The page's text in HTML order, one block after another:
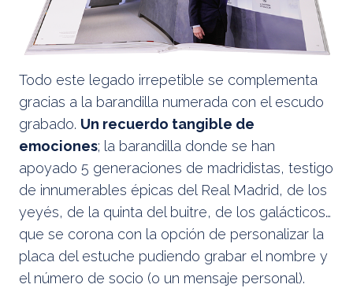
Todo este legado irrepetible se complementa
gracias a la barandilla numerada con el escudo
grabado. Un recuerdo tangible de
emociones; la barandilla donde se han
apoyado 5 generaciones de madridistas, testigo
de innumerables épicas del Real Madrid, de los
yeyés, de la quinta del buitre, de los galácticos…
que se corona con la opción de personalizar la
placa del estuche pudiendo grabar el nombre y
el número de socio (o un mensaje personal).